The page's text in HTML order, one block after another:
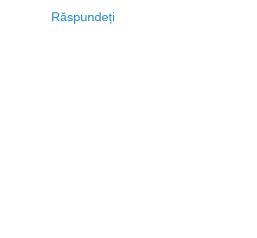
Răspundeți